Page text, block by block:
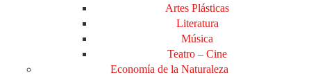
Artes Plásticas
Literatura
Música
Teatro – Cine
Economía de la Naturaleza